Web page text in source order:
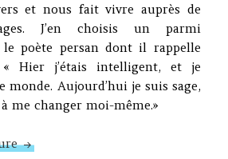
et nous fait vivre auprès de
J’en choisis un parmi
poète persan dont il rappelle
Hier j’étais intelligent, et je
monde. Aujourd’hui je suis sage,
me changer moi-même.»
Feuilles d’hiver (15, 16 et 17)